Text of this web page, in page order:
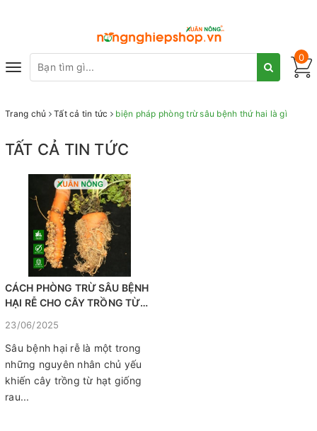
Toggle
0
Trang chủ Tất cả tin tức biện pháp phòng trừ sâu bệnh thứ hai là gì
TẤT CẢ TIN TỨC
CÁCH PHÒNG TRỪ SÂU BỆNH
HẠI RỄ CHO CÂY TRỒNG TỪ
23/06/2025
Sâu bệnh hại rễ là một trong
những nguyên nhân chủ yếu
khiến cây trồng từ hạt giống
rau...